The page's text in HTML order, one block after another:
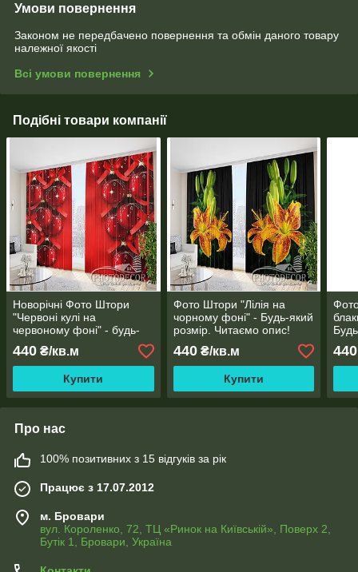
Умови повернення
Законом не передбачено повернення та обмін даного товару
належної якості
Всі умови повернення
Подібні товари компанії
Новорічні Фото Штори
"Червоні кулі на
червоному фоні" - будь-
опис!
440 ₴/кв.м
Купити
Фото Штори "Лілія на
чорному фоні" - Будь-який
розмір. Читаємо опис!
440₴/кв.м
Купити
440
Про нас
100% позитивних з 15 відгуків за рік
Працює з 17.07.2012
м. Бровари
вул. Короленко, 72, ТЦ «Ринок на Київській», Поверх 2,
Бутік 1, Бровари, Україна